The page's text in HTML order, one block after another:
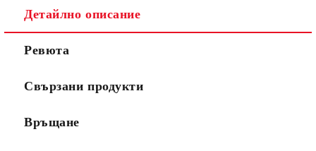
Детайлно описание
Ревюта
Свързани продукти
Връщане